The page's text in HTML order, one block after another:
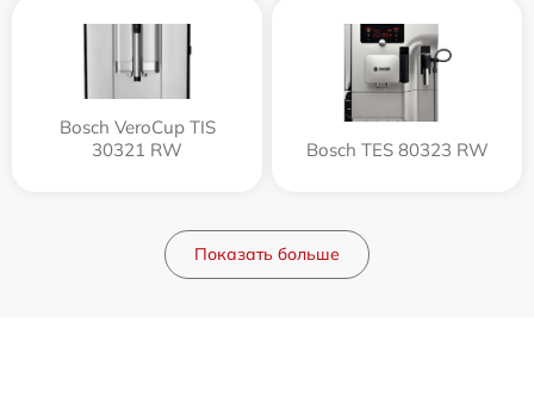
Bosch VeroCup TIS
30321 RW
Bosch TES 80323 RW
Показать больше